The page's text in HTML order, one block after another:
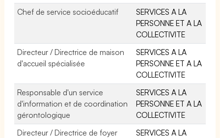
Chef de service socioéducatif
SERVICES A LA
PERSONNE ET A LA
COLLECTIVITE
Directeur / Directrice de maison
d'accueil spécialisée
SERVICES A LA
PERSONNE ET A LA
COLLECTIVITE
Responsable d'un service
d'information et de coordination
gérontologique
SERVICES A LA
PERSONNE ET A LA
COLLECTIVITE
Directeur / Directrice de foyer
SERVICES A LA